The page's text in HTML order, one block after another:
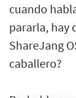
cuando
pararla, hay
ShareJang
caballero?